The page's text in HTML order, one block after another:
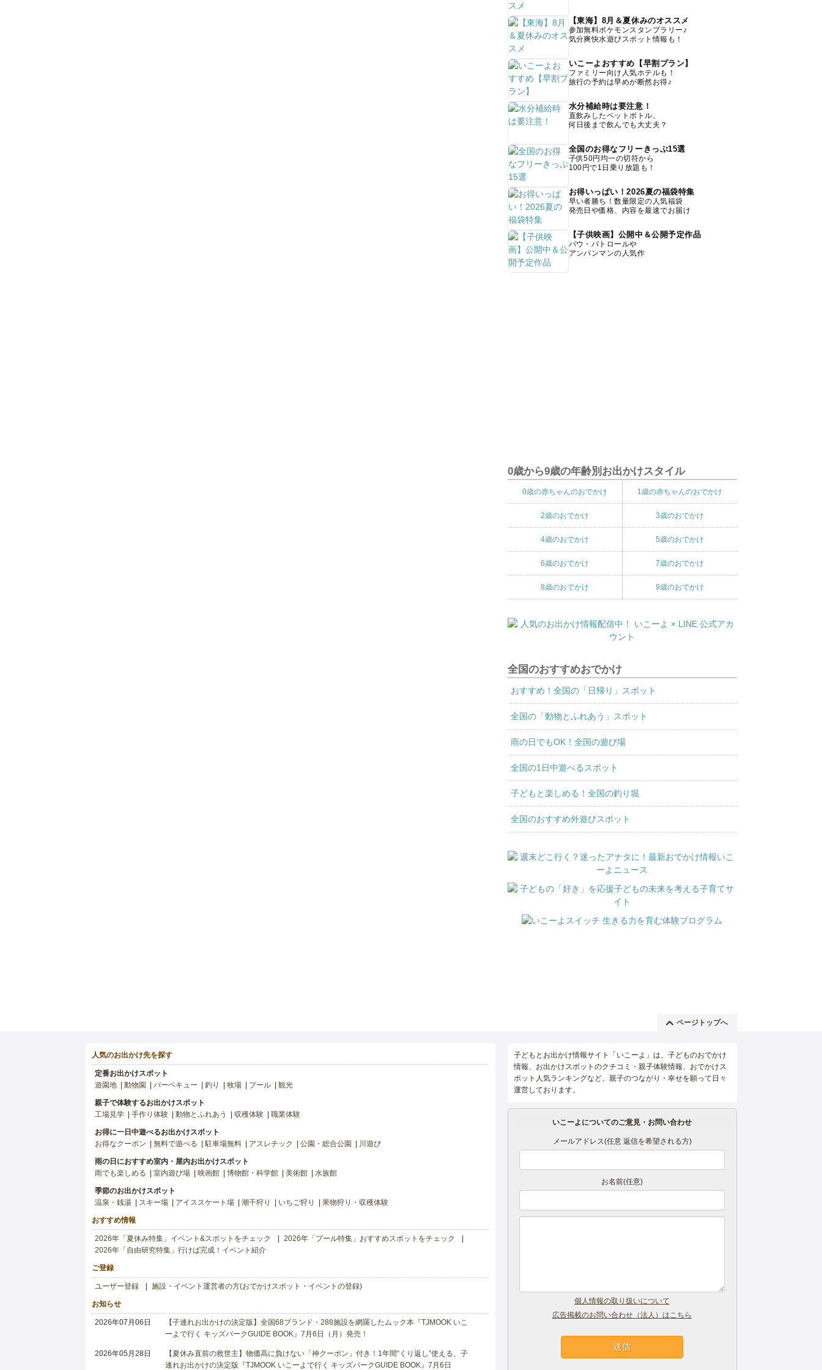
【東海】8月＆夏休みのオススメ
参加無料ポケモンスタンプラリー♪
気分爽快水遊びスポット情報も！
いこーよおすすめ【早割プラン】
ファミリー向け人気ホテルも！
旅行の予約は早めが断然お得♪
水分補給時は要注意！
直飲みしたペットボトル、
何日後まで飲んでも大丈夫？
全国のお得なフリーきっぷ15選
子供50円均一の切符から
100円で1日乗り放題も！
お得いっぱい！2026夏の福袋特集
早い者勝ち！数量限定の人気福袋
発売日や価格、内容を最速でお届け
【子供映画】公開中＆公開予定作品
パウ・パトロールや
アンパンマンの人気作
0歳から9歳の年齢別お出かけスタイル
0歳の赤ちゃんのおでかけ 1歳の赤ちゃんのおでかけ
2歳のおでかけ 3歳のおでかけ
4歳のおでかけ 5歳のおでかけ
6歳のおでかけ 7歳のおでかけ
8歳のおでかけ 9歳のおでかけ
全国のおすすめおでかけ
おすすめ！全国の「日帰り」スポット
全国の「動物とふれあう」スポット
雨の日でもOK！全国の遊び場
全国の1日中遊べるスポット
子どもと楽しめる！全国の釣り堀
全国のおすすめ外遊びスポット
ページトップへ
人気のお出かけ先を探す
定番お出かけスポット
遊園地
動物園 バーベキュー 釣り 牧場 プール 観光
親子で体験するお出かけスポット
工場見学
手作り体験 動物とふれあう 収穫体験 職業体験
お得に一日中遊べるお出かけスポット
お得なクーポン
無料で遊べる 駐車場無料 アスレチック 公園・総合公園 川遊び
雨の日におすすめ室内・屋内お出かけスポット
雨でも楽しめる
室内遊び場 映画館 博物館・科学館 美術館 水族館
季節のお出かけスポット
温泉・銭湯
スキー場 アイススケート場 潮干狩り いちご狩り 果物狩り・収穫体験
おすすめ情報
2026年「夏休み特集」イベント&スポットをチェック
2026年「プール特集」おすすめスポットをチェック
2026年「自由研究特集」行けば完成！イベント紹介
ご登録
ユーザー登録 施設・イベント運営者の方(おでかけスポット・イベントの登録)
お知らせ
2026年07月06日
【子連れお出かけの決定版】全国68ブランド・288施設を網羅したムック本『TJMOOK いこ
ーよで行く キッズパークGUIDE BOOK』7月6日（月）発売！
2026年05月28日
【夏休み直前の救世主】物価高に負けない「神クーポン」付き！1年間“くり返し”使える、子
連れお出かけの決定版『TJMOOK いこーよで行く キッズパークGUIDE BOOK』7月6日
子どもとお出かけ情報サイト「いこーよ」は、子どものおでかけ
情報、お出かけスポットのクチコミ・親子体験情報、おでかけス
ポット人気ランキングなど、親子のつながり・幸せを願って日々
運営しております。
いこーよについてのご意見・お問い合わせ
メールアドレス(任意 返信を希望される方)
お名前(任意)
個人情報の取り扱いについて
広告掲載のお問い合わせ（法人）はこちら